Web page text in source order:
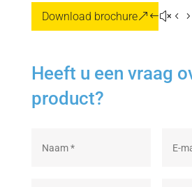
Download brochure
Heeft u een vraag
product?